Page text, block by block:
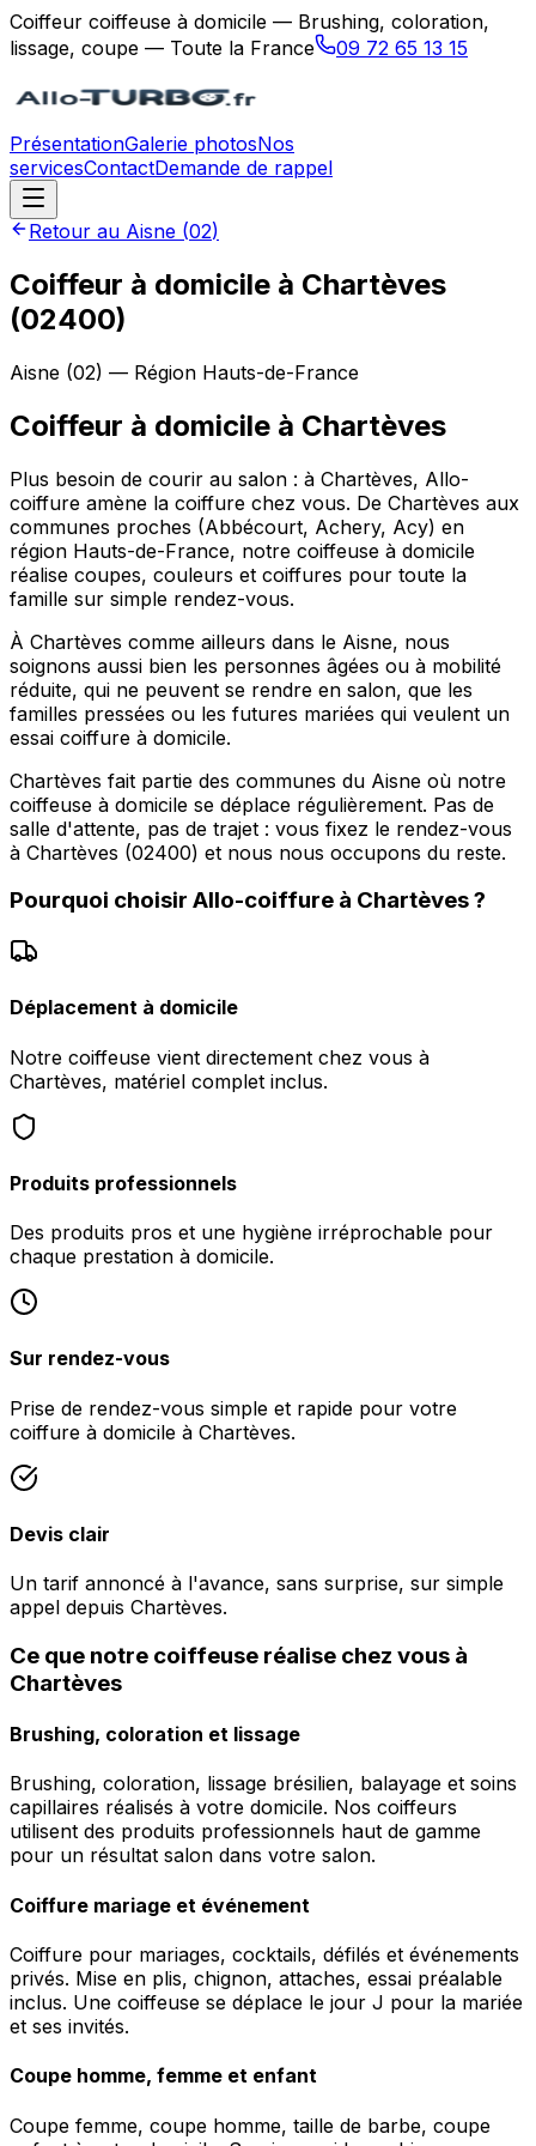
Coiffeur coiffeuse à domicile — Brushing, coloration,
lissage, coupe — Toute la France
09 72 65 13 15
PrésentationGalerie photosNos
servicesContactDemande de rappel
Retour au Aisne (02)
Coiffeur à domicile à Chartèves
(02400)
Aisne (02) — Région Hauts-de-France
Coiffeur à domicile à Chartèves
Plus besoin de courir au salon : à Chartèves, Allo-
coiffure amène la coiffure chez vous. De Chartèves aux
communes proches (Abbécourt, Achery, Acy) en
région Hauts-de-France, notre coiffeuse à domicile
réalise coupes, couleurs et coiffures pour toute la
famille sur simple rendez-vous.
À Chartèves comme ailleurs dans le Aisne, nous
soignons aussi bien les personnes âgées ou à mobilité
réduite, qui ne peuvent se rendre en salon, que les
familles pressées ou les futures mariées qui veulent un
essai coiffure à domicile.
Chartèves fait partie des communes du Aisne où notre
coiffeuse à domicile se déplace régulièrement. Pas de
salle d'attente, pas de trajet : vous fixez le rendez-vous
à Chartèves (02400) et nous nous occupons du reste.
Pourquoi choisir Allo-coiffure à Chartèves?
Déplacement à domicile
Notre coiffeuse vient directement chez vous à
Chartèves, matériel complet inclus.
Produits professionnels
Des produits pros et une hygiène irréprochable pour
chaque prestation à domicile.
Sur rendez-vous
Prise de rendez-vous simple et rapide pour votre
coiffure à domicile à Chartèves.
Devis clair
Un tarif annoncé à l'avance, sans surprise, sur simple
appel depuis Chartèves.
Ce que notre coiffeuse réalise chez vous à
Chartèves
Brushing, coloration et lissage
Brushing, coloration, lissage brésilien, balayage et soins
capillaires réalisés à votre domicile. Nos coiffeurs
utilisent des produits professionnels haut de gamme
pour un résultat salon dans votre salon.
Coiffure mariage et événement
Coiffure pour mariages, cocktails, défilés et événements
privés. Mise en plis, chignon, attaches, essai préalable
inclus. Une coiffeuse se déplace le jour J pour la mariée
et ses invités.
Coupe homme, femme et enfant
Coupe femme, coupe homme, taille de barbe, coupe